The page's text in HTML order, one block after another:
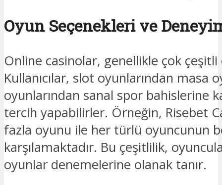
Oyun Seçenekleri ve
Online casinolar, genellikle çok
Kullanıcılar, slot oyunlarından masa
oyunlarından sanal spor bahislerine
tercih yapabilirler. Örneğin, Risebet
fazla oyunu ile her türlü oyuncunun
karşılamaktadır. Bu çeşitlilik,
oyunlar denemelerine olanak tanır.